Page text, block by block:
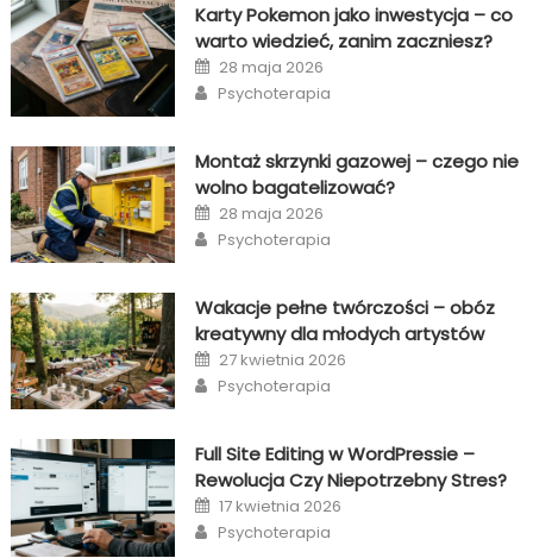
Karty Pokemon jako inwestycja – co
warto wiedzieć, zanim zaczniesz?
Posted
on
28 maja 2026
Author
Psychoterapia
Montaż skrzynki gazowej – czego nie
wolno bagatelizować?
Posted
on
28 maja 2026
Author
Psychoterapia
Wakacje pełne twórczości – obóz
kreatywny dla młodych artystów
Posted
on
27 kwietnia 2026
Author
Psychoterapia
Full Site Editing w WordPressie –
Rewolucja Czy Niepotrzebny Stres?
Posted
on
17 kwietnia 2026
Author
Psychoterapia